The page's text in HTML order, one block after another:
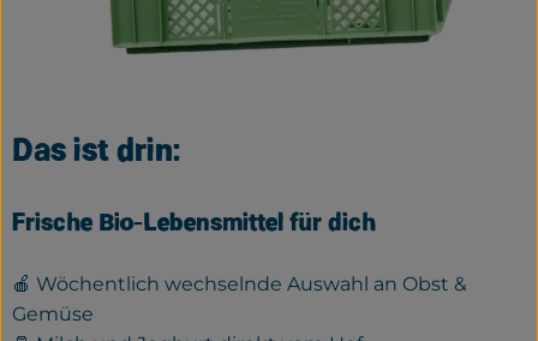
Das ist drin:
Frische Bio-Lebensmittel für dich
🍎 Wöchentlich wechselnde Auswahl an Obst &
Gemüse